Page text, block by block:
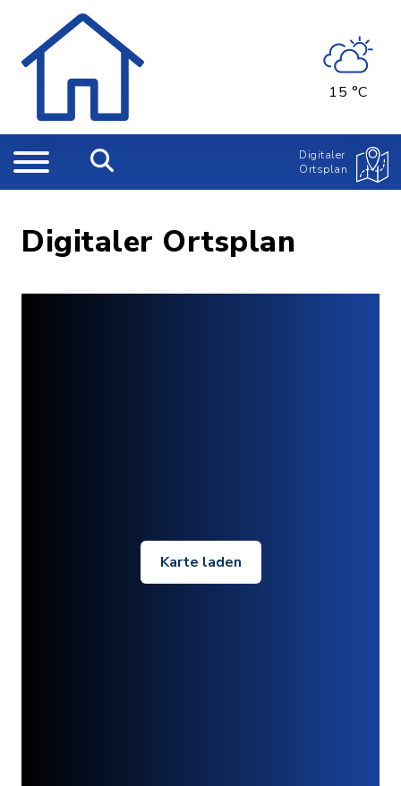
15 °C
Digitaler
Ortsplan
Digitaler Ortsplan
Karte laden